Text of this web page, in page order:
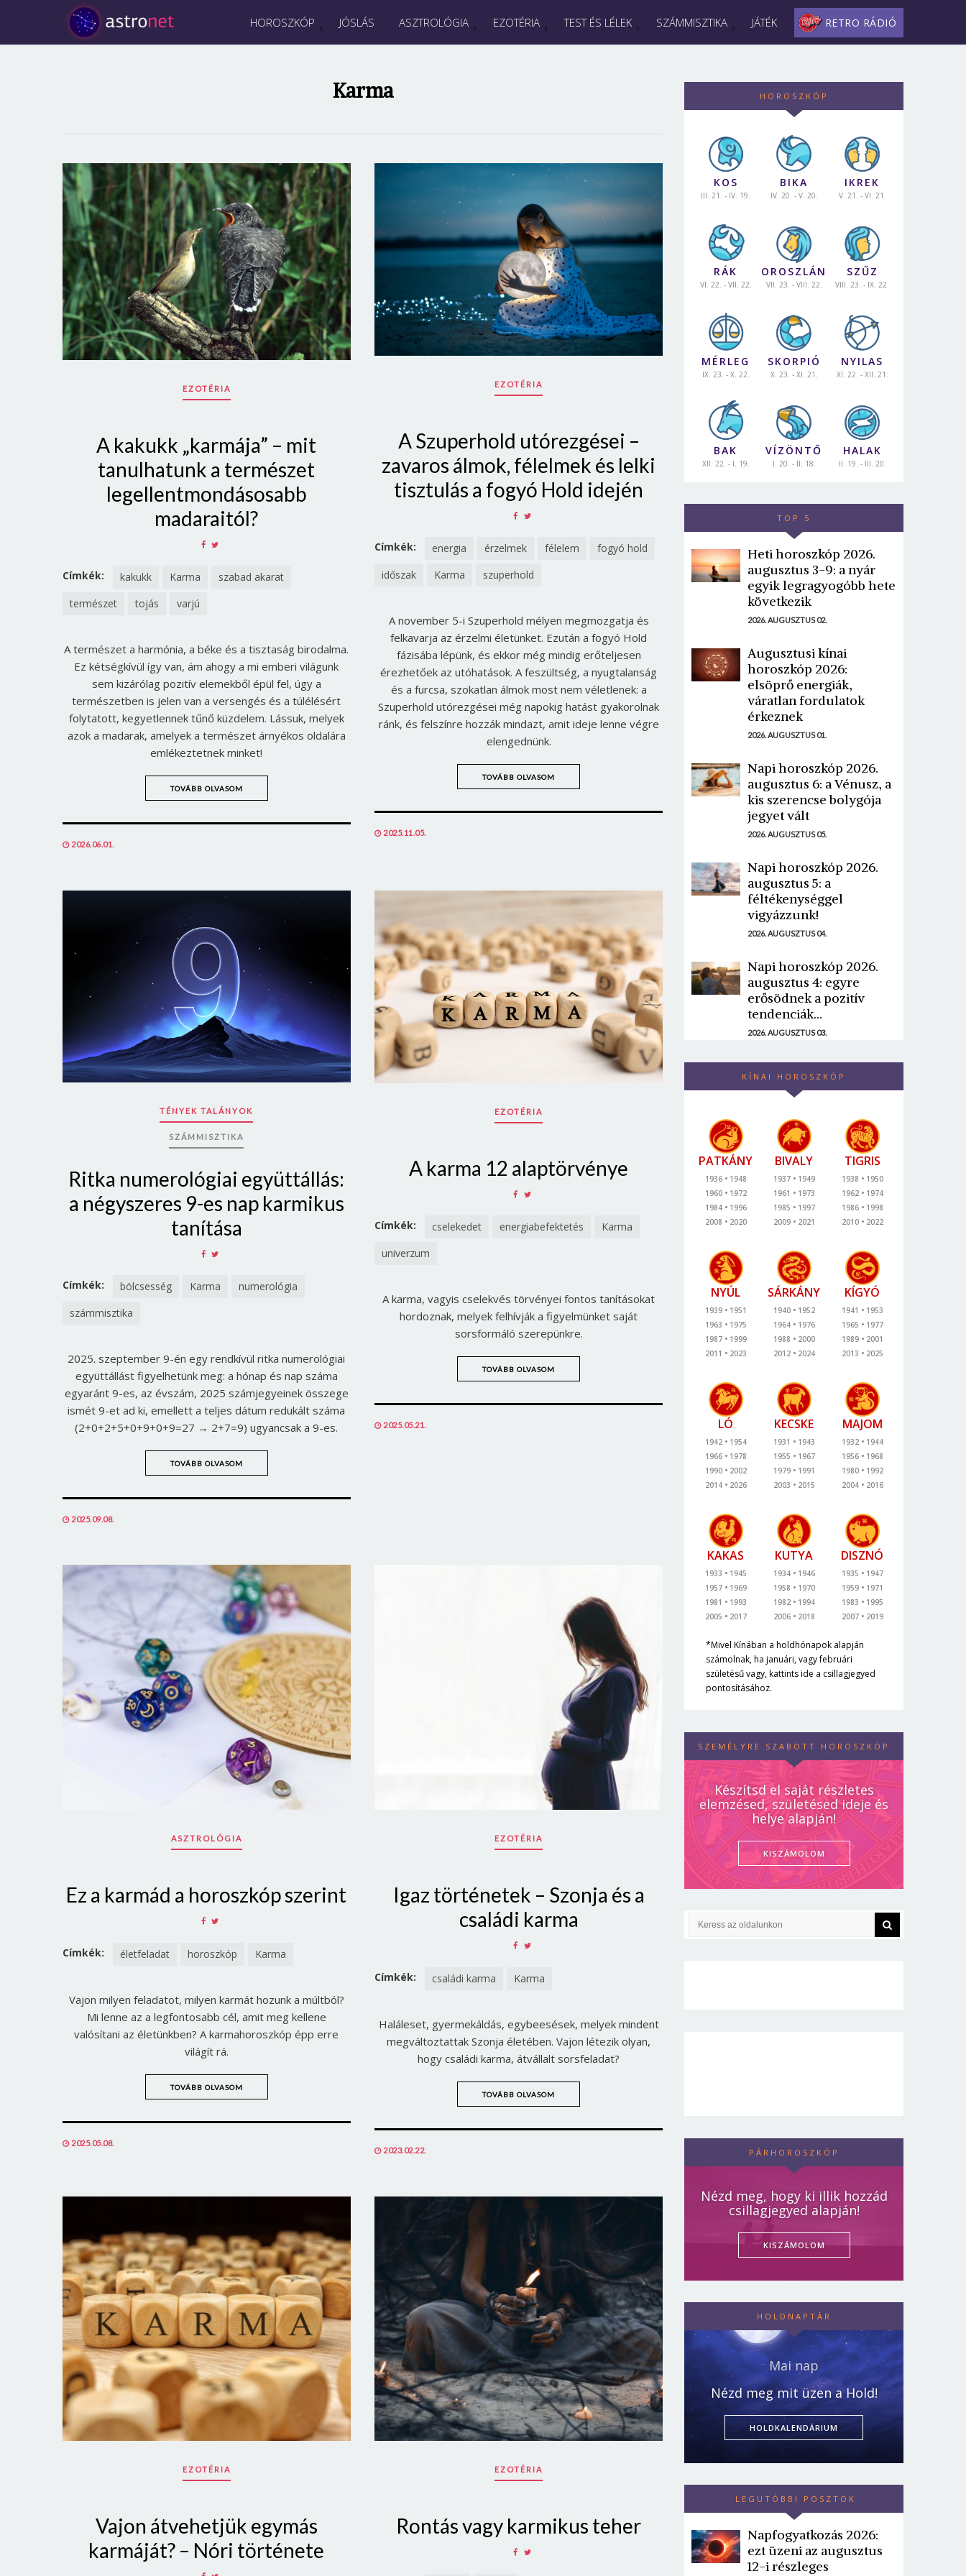
HOROSZKÓP JÓSLÁS ASZTROLÓGIA EZOTÉRIA TEST ÉS LÉLEK SZÁMMISZTIKA JÁTÉK RETRO RÁDIÓ
Karma
EZOTÉRIA
A kakukk „karmája” – mit
tanulhatunk a természet
legellentmondásosabb
madaraitól?
SHARE
FACEBOOK
TWITTER
Címkék: kakukk Karma
szabad akarat
természet
tojás varjú
A természet a harmónia, a béke és a tisztaság birodalma.
Ez kétségkívül így van, ám ahogy a mi emberi világunk
sem kizárólag pozitív elemekből épül fel, úgy a
természetben is jelen van a versengés és a túlélésért
folytatott, kegyetlennek tűnő küzdelem. Lássuk, melyek
azok a madarak, amelyek a természet árnyékos oldalára
emlékeztetnek minket!
TOVÁBB OLVASOM
POSTED
2026.06.01.
EZOTÉRIA
A Szuperhold utórezgései –
zavaros álmok, félelmek és lelki
tisztulás a fogyó Hold idején
SHARE
FACEBOOK
TWITTER
Címkék: energia érzelmek félelem
fogyó hold
időszak
Karma szuperhold
A november 5-i Szuperhold mélyen megmozgatja és
felkavarja az érzelmi életünket. Ezután a fogyó Hold
fázisába lépünk, és ekkor még mindig erőteljesen
érezhetőek az utóhatások. A feszültség, a nyugtalanság
és a furcsa, szokatlan álmok most nem véletlenek: a
Szuperhold utórezgései még napokig hatást gyakorolnak
ránk, és felszínre hozzák mindazt, amit ideje lenne végre
elengednünk.
TOVÁBB OLVASOM
POSTED
2025.11.05.
TÉNYEK TALÁNYOK
SZÁMMISZTIKA
Ritka numerológiai együttállás:
a négyszeres 9-es nap karmikus
tanítása
SHARE
FACEBOOK
TWITTER
Címkék: bölcsesség Karma
numerológia
számmisztika
2025. szeptember 9-én egy rendkívül ritka numerológiai
együttállást figyelhetünk meg: a hónap és nap száma
egyaránt 9-es, az évszám, 2025 számjegyeinek összege
ismét 9-et ad ki, emellett a teljes dátum redukált száma
(2+0+2+5+0+9+0+9=27 → 2+7=9) ugyancsak a 9-es.
TOVÁBB OLVASOM
POSTED
2025.09.08.
EZOTÉRIA
A karma 12 alaptörvénye
SHARE
FACEBOOK
TWITTER
Címkék: cselekedet energiabefektetés
Karma
univerzum
A karma, vagyis cselekvés törvényei fontos tanításokat
hordoznak, melyek felhívják a figyelmünket saját
sorsformáló szerepünkre.
TOVÁBB OLVASOM
POSTED
2025.05.21.
ASZTROLÓGIA
Ez a karmád a horoszkóp szerint
SHARE
FACEBOOK
TWITTER
Címkék: életfeladat horoszkóp Karma
Vajon milyen feladatot, milyen karmát hozunk a múltból?
Mi lenne az a legfontosabb cél, amit meg kellene
valósítani az életünkben? A karmahoroszkóp épp erre
világít rá.
TOVÁBB OLVASOM
POSTED
2025.05.08.
EZOTÉRIA
Igaz történetek – Szonja és a
családi karma
SHARE
Címkék: családi karma Karma
Haláleset, gyermekáldás, egybeesések, melyek mindent
megváltoztattak Szonja életében. Vajon létezik olyan,
hogy családi karma, átvállalt sorsfeladat?
TOVÁBB OLVASOM
POSTED
2023.02.22.
EZOTÉRIA
Vajon átvehetjük egymás
karmáját? – Nóri története
EZOTÉRIA
Rontás vagy karmikus teher
SHARE
HOROSZKÓP
KOS
III. 21. - IV. 19.
BIKA
IV. 20. - V. 20.
IKREK
V. 21. - VI. 21.
RÁK
VI. 22. - VII. 22.
OROSZLÁN
VII. 23. - VIII. 22.
SZŰZ
VIII. 23. - IX. 22.
MÉRLEG
IX. 23. - X. 22.
SKORPIÓ
X. 23. - XI. 21.
NYILAS
XI. 22. - XII. 21.
BAK
XII. 22. - I. 19.
VÍZÖNTŐ
I. 20. - II. 18.
HALAK
II. 19. - III. 20.
TOP 5
Heti horoszkóp 2026.
augusztus 3-9: a nyár
egyik legragyogóbb hete
következik
2026. AUGUSZTUS 02.
Augusztusi kínai
horoszkóp 2026:
elsöprő energiák,
váratlan fordulatok
érkeznek
2026. AUGUSZTUS 01.
Napi horoszkóp 2026.
augusztus 6: a Vénusz, a
kis szerencse bolygója
jegyet vált
2026. AUGUSZTUS 05.
Napi horoszkóp 2026.
augusztus 5: a
féltékenységgel
vigyázzunk!
2026. AUGUSZTUS 04.
Napi horoszkóp 2026.
augusztus 4: egyre
erősödnek a pozitív
tendenciák...
2026. AUGUSZTUS 03.
KÍNAI HOROSZKÓP
PATKÁNY
1936
1948
1960
1972
1984
1996
2008
2020
BIVALY
1937
1949
1961
1973
1985
1997
2009
2021
TIGRIS
1938
1950
1962
1974
1986
1998
2010
2022
NYÚL
1939
1951
1963
1975
1987
1999
2011
2023
SÁRKÁNY
1940
1952
1964
1976
1988
2000
2012
2024
KÍGYÓ
1941
1953
1965
1977
1989
2001
2013
2025
LÓ
1942
1954
1966
1978
1990
2002
2014
2026
KECSKE
1931
1943
1955
1967
1979
1991
2003
2015
MAJOM
1932
1944
1956
1968
1980
1992
2004
2016
KAKAS
1933
1945
1957
1969
1981
1993
2005
2017
KUTYA
1934
1946
1958
1970
1982
1994
2006
2018
DISZNÓ
1935
1947
1959
1971
1983
1995
2007
2019
*Mivel Kínában a holdhónapok alapján
számolnak, ha januári, vagy februári
születésű vagy, kattints ide a csillagjegyed
pontosításához.
SZEMÉLYRE SZABOTT HOROSZKÓP
Készítsd el saját részletes
elemzésed, születésed ideje és
helye alapján!
KISZÁMOLOM
PÁRHOROSZKÓP
Nézd meg, hogy ki illik hozzád
csillagjegyed alapján!
KISZÁMOLOM
HOLDNAPTÁR
Mai nap
Nézd meg mit üzen a Hold!
HOLDKALENDÁRIUM
LEGUTÓBBI POSZTOK
Napfogyatkozás 2026:
ezt üzeni az augusztus
12-i részleges